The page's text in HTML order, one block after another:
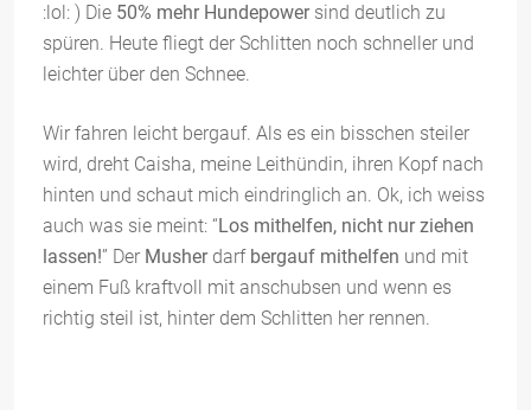
:lol: ) Die 50% mehr Hundepowersind deutlich zu
spüren. Heute fliegt der Schlitten noch schneller und
leichter über den Schnee.
Wir fahren leicht bergauf. Als es ein bisschen steiler
wird, dreht Caisha, meine Leithündin, ihren Kopf nach
hinten und schaut mich eindringlich an. Ok, ich weiss
auch was sie meint: “Los mithelfen, nicht nur ziehen
lassen!” Der Musherdarf bergauf mithelfen und mit
einem Fuß kraftvoll mit anschubsen und wenn es
richtig steil ist, hinter dem Schlitten her rennen.